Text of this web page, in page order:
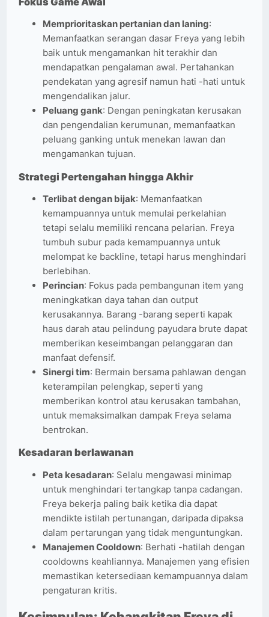
Memprioritaskan pertanian dan laning:
Memanfaatkan serangan dasar Freya yang lebih
baik untuk mengamankan hit terakhir dan
mendapatkan pengalaman awal. Pertahankan
pendekatan yang agresif namun hati -hati untuk
mengendalikan jalur.
Peluang gank: Dengan peningkatan kerusakan
dan pengendalian kerumunan, memanfaatkan
peluang ganking untuk menekan lawan dan
mengamankan tujuan.
Strategi Pertengahan hingga Akhir
Terlibat dengan bijak: Memanfaatkan
kemampuannya untuk memulai perkelahian
tetapi selalu memiliki rencana pelarian. Freya
tumbuh subur pada kemampuannya untuk
melompat ke backline, tetapi harus menghindari
berlebihan.
Perincian: Fokus pada pembangunan item yang
meningkatkan daya tahan dan output
kerusakannya. Barang -barang seperti kapak
haus darah atau pelindung payudara brute dapat
memberikan keseimbangan pelanggaran dan
manfaat defensif.
Sinergi tim: Bermain bersama pahlawan dengan
keterampilan pelengkap, seperti yang
memberikan kontrol atau kerusakan tambahan,
untuk memaksimalkan dampak Freya selama
bentrokan.
Kesadaran berlawanan
Peta kesadaran: Selalu mengawasi minimap
untuk menghindari tertangkap tanpa cadangan.
Freya bekerja paling baik ketika dia dapat
mendikte istilah pertunangan, daripada dipaksa
dalam pertarungan yang tidak menguntungkan.
Manajemen Cooldown: Berhati -hatilah dengan
cooldowns keahliannya. Manajemen yang efisien
memastikan ketersediaan kemampuannya dalam
pengaturan kritis.